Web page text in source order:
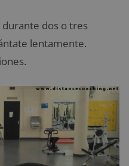
dos o tres
lentamente.